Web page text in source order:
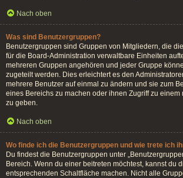
Nach oben
Was sind Benutzergruppen?
Benutzergruppen sind Gruppen von Mitgliedern, die
für die Board-Administration verwaltbare Einheiten
mehreren Gruppen angehören und jeder Gruppe
zugeteilt werden. Dies erleichtert es den
mehrere Benutzer auf einmal zu ändern und sie zum
eines Bereichs zu machen oder ihnen Zugriff zu einem
zu geben.
Nach oben
Wo finde ich die Benutzergruppen und wie trete ich
Du findest die Benutzergruppen unter
Bereich. Wenn du einer beitreten möchtest, kannst du
entsprechenden Schaltfläche machen. Nicht alle